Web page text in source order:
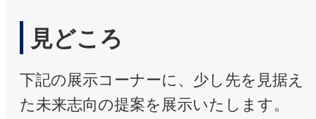
見どころ
下記の展示コーナーに、少し先を見据え
た未来志向の提案を展示いたします。